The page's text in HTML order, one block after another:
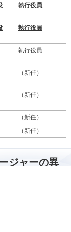
執行役員
執行役員
執行役員
（新任）
（新任）
（新任）
（新任）
ジャーの異